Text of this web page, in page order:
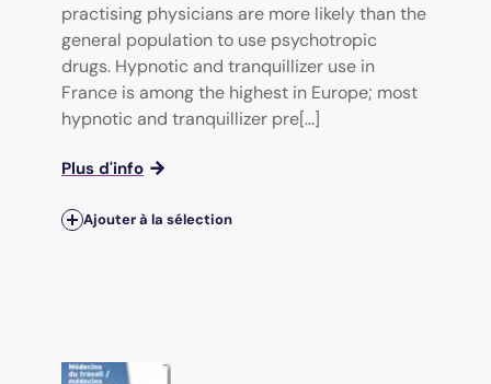
practising physicians are more likely than the
general population to use psychotropic
drugs. Hypnotic and tranquillizer use in
France is among the highest in Europe; most
hypnotic and tranquillizer pre[...]
Plus d'info
Ajouter à la sélection